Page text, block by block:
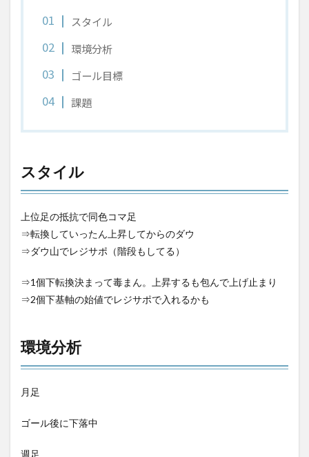
スタイル
環境分析
ゴール目標
課題
スタイル
上位足の抵抗で同色コマ足
⇒転換していったん上昇してからのダウ
⇒ダウ山でレジサポ（階段もしてる）
⇒1個下転換決まって毒まん。上昇するも包んで上げ止まり
⇒2個下基軸の始値でレジサポで入れるかも
環境分析
月足
ゴール後に下落中
週足